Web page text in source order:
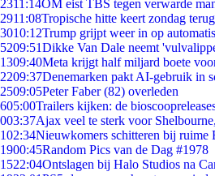
2311:14OM eist TBS tegen verwarde
2911:08Tropische hitte keert zondag
3010:12Trump grijpt weer in op
5209:51Dikke Van Dale neemt
1309:40Meta krijgt half miljard boete
2209:37Denemarken pakt AI-gebruik in
2509:05Peter Faber (82) overleden
605:00Trailers kijken: de
003:37Ajax veel te sterk voor
102:34Nieuwkomers schitteren bij ruime
1900:45Random Pics van de Dag #1978
1522:04Ontslagen bij Halo Studios na